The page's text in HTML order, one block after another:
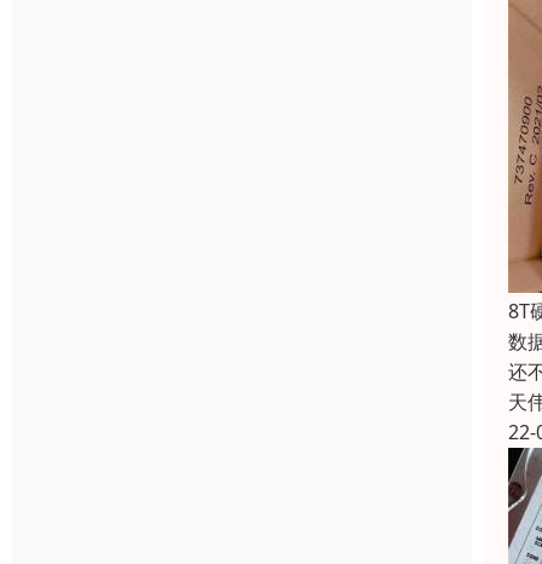
8T
数
还
天
22-